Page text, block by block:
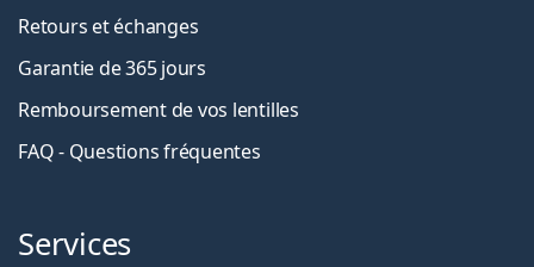
Retours et échanges
Garantie de 365 jours
Remboursement de vos lentilles
FAQ - Questions fréquentes
Services